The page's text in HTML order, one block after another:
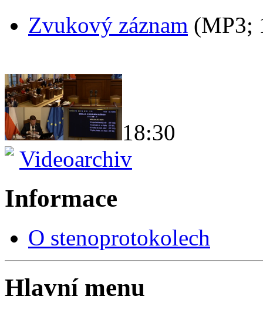
Zvukový záznam (MP3;
18:30
Videoarchiv
Informace
O stenoprotokolech
Hlavní menu